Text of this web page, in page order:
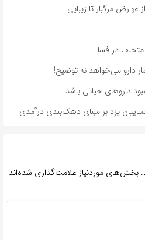
عوارض مرگبار تا زیبایی
دارو می‌خواهد نه توضیح!
داروهای حیاتی باشد
یزد بر مبنای دهک‌بندی درآمدی
بخش‌های موردنیاز علامت‌گذاری شده‌اند